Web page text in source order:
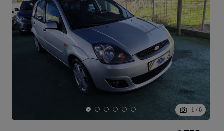
1 / 6